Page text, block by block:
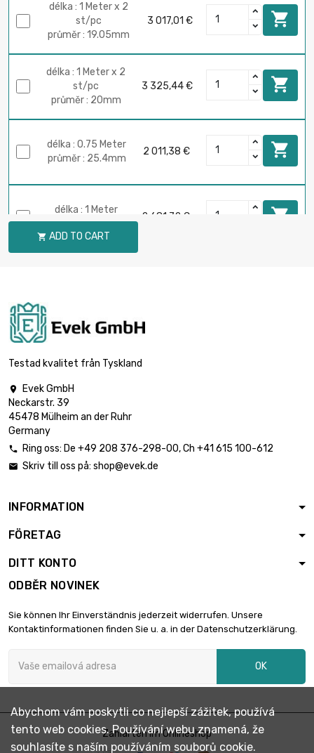
délka : 1 Meter x 2
st/pc
průměr : 19.05mm
3 017,01 € 
délka : 1 Meter x 2
st/pc
průměr : 20mm
3 325,44 € 
délka : 0.75 Meter
průměr : 25.4mm
2 011,38 € 
délka : 1 Meter
průměr : 25.4mm
2 681,72 € 
délka : 1 Meter
28.575mm
délka : 0.5 Meter
průměr : 30mm
délka : 0.75 Meter
délka : 1 Meter
průměr : 31.75mm
2 095,12 €
délka : 0.75 Meter
délka : 0.4 Meter
průměr : 35mm
2 036,79 €
 ADD TO CART
Testad kvalitet från Tyskland

Evek GmbH
Neckarstr. 39
45478 Mülheim an der Ruhr
Germany
 Ring oss: De +49 208 376-298-00, Ch +41 615 100-612
 Skriv till oss på: shop@evek.de
INFORMATION
FÖRETAG
DITT KONTO
ODBĚR NOVINEK
Sie können Ihr Einverständnis jederzeit widerrufen. Unsere
Kontaktinformationen finden Sie u. a. in der Datenschutzerklärung.
OK
Zahlarten im Onlineshop
Abychom vám poskytli co nejlepší zážitek, používá
tento web cookies. Používání webu znamená, že
souhlasíte s naším používáním souborů cookie.